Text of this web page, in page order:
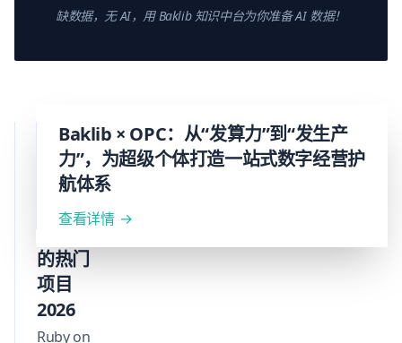
企业
系。
程有全程支
升自助服务
体验并降低
客服成本。
缺数据，无 AI，用 Baklib 知识中台为你准备 AI 数据！
采用
Ruby
on
Rails
的热门
项目
2026
Ruby on
Baklib × OPC：从“发算力”到“发生产
力”，为超级个体打造一站式数字经营护
航体系
查看详情